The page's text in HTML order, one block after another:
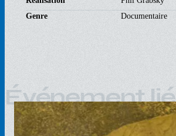
Genre
Documentaire
Événement lié